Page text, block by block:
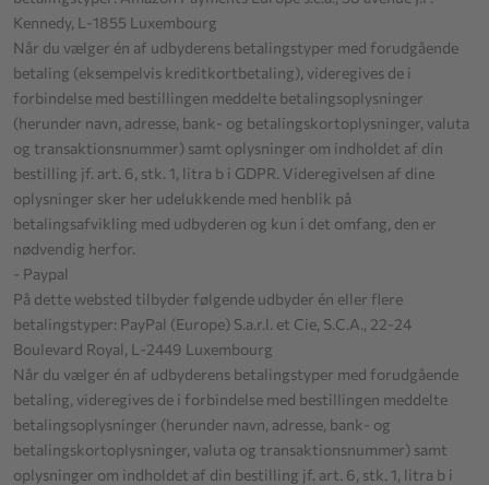
Kennedy, L-1855 Luxembourg
Når du vælger én af udbyderens betalingstyper med forudgående
betaling (eksempelvis kreditkortbetaling), videregives de i
forbindelse med bestillingen meddelte betalingsoplysninger
(herunder navn, adresse, bank- og betalingskortoplysninger, valuta
og transaktionsnummer) samt oplysninger om indholdet af din
bestilling jf. art. 6, stk. 1, litra b i GDPR. Videregivelsen af dine
oplysninger sker her udelukkende med henblik på
betalingsafvikling med udbyderen og kun i det omfang, den er
nødvendig herfor.
- Paypal
På dette websted tilbyder følgende udbyder én eller flere
betalingstyper: PayPal (Europe) S.a.r.l. et Cie, S.C.A., 22-24
Boulevard Royal, L-2449 Luxembourg
Når du vælger én af udbyderens betalingstyper med forudgående
betaling, videregives de i forbindelse med bestillingen meddelte
betalingsoplysninger (herunder navn, adresse, bank- og
betalingskortoplysninger, valuta og transaktionsnummer) samt
oplysninger om indholdet af din bestilling jf. art. 6, stk. 1, litra b i